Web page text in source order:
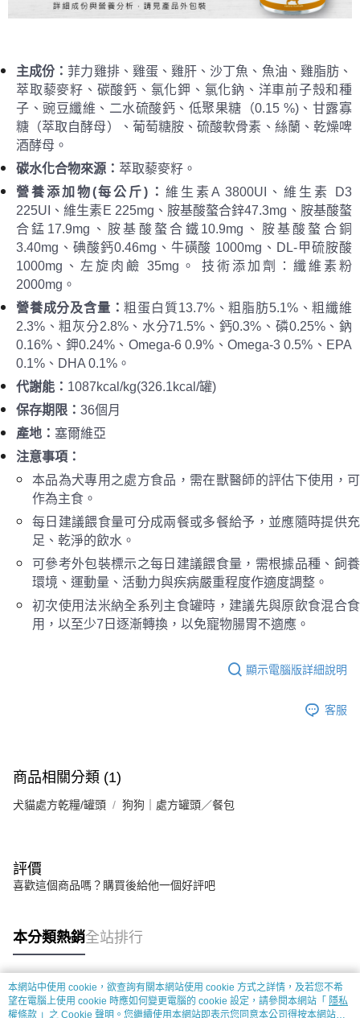
主成份： 菲力雞排、雞蛋、雞肝、沙丁魚、魚油、雞脂肪、
萃取藜麥籽、碳酸鈣、氯化鉀、氯化鈉、洋車前子殼和種
子、豌豆纖維、二水硫酸鈣、低聚果糖（0.15 %)、甘露寡
糖（萃取自酵母）、葡萄糖胺、硫酸軟骨素、絲蘭、乾燥啤
酒酵母。
碳水化合物來源： 萃取藜麥籽。
營養添加物(每公斤) ： 維生素A 3800UI、維生素 D3
225UI、維生素E 225mg、胺基酸螯合鋅47.3mg、胺基酸螯
合錳17.9mg、胺基酸螯合鐵10.9mg、胺基酸螯合銅
3.40mg、碘酸鈣0.46mg、牛磺酸 1000mg、DL-甲硫胺酸
1000mg、左旋肉鹼 35mg。 技術添加劑：纖維素粉
2000mg。
營養成分及含量 ：粗蛋白質13.7%、粗脂肪5.1%、粗纖維
2.3%、粗灰分2.8%、水分71.5%、鈣0.3%、磷0.25%、鈉
0.16%、鉀0.24%、Omega-6 0.9%、Omega-3 0.5%、EPA
0.1%、DHA 0.1%。
代謝能 ： 1087kcal/kg(326.1kcal/罐)
保存期限： 36個月
產地： 塞爾維亞
注意事項 ：
本品為犬專用之處方食品，需在獸醫師的評估下使用 ， 可
作為主食。
每日建議餵食量可分成兩餐或多餐給予，並應隨時提供充
足、乾淨的飲水。
可參考外包裝標示之每日建議餵食量，需根據品種、飼養
環境、運動量、活動力與疾病嚴重程度作適度調整。
初次使用法米納全系列主食罐時，建議先與原飲食混合食
用，以至少7日逐漸轉換，以免寵物腸胃不適應。
顯示電腦版詳細說明
客服
商品相關分類 (1)
犬貓處方乾糧/罐頭 狗狗｜處方罐頭／餐包
評價
喜歡這個商品嗎？購買後給他一個好評吧
本分類熱銷全站排行
熱門標籤
本網站中使用 cookie，欲查詢有關本網站使用 cookie 方式之詳情，及若您不希
望在電腦上使用 cookie 時應如何變更電腦的 cookie 設定，請參閱本網站「 隱私
權條款 」之 Cookie 聲明。您繼續使用本網站即表示您同意本公司得按本網站使